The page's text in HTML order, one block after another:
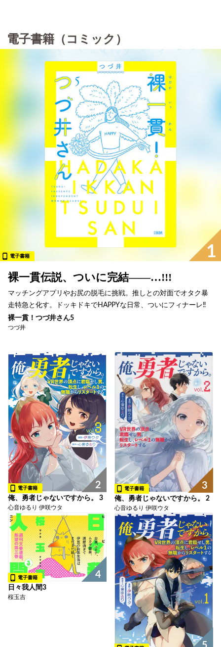
電子書籍（コミック）
1
電子書籍
裸一貫伝説、ついに完結――…!!!
マッチングアプリやお尻の脱毛に挑戦。推しとの対面でオタク暴
走特急と化す。ドッキドキでHAPPYな日常、ついにフィナーレ‼︎
裸一貫！つづ井さん5
つづ井
2
電子書籍
俺、勇者じゃないですから。 3
心音ゆるり 伊咲ウタ
3
電子書籍
俺、勇者じゃないですから。 2
心音ゆるり 伊咲ウタ
4
電子書籍
日々我人間3
桜玉吉